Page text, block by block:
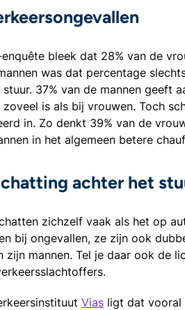
bleek dat 28% van de
was dat percentage
37% van de mannen geeft
is als bij vrouwen. Toch
in. Zo denkt 39% van de
in het algemeen betere
achter het
zichzelf vaak als het op
bij ongevallen, ze zijn ook
zijn mannen. Tel je daar ook de
Vias ligt dat vooral